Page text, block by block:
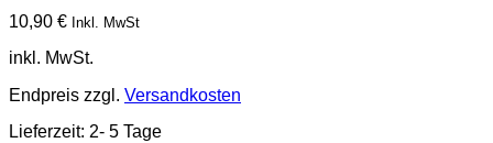
10,90 € Inkl. MwSt
inkl. MwSt.
Endpreis zzgl. Versandkosten
Lieferzeit: 2- 5 Tage